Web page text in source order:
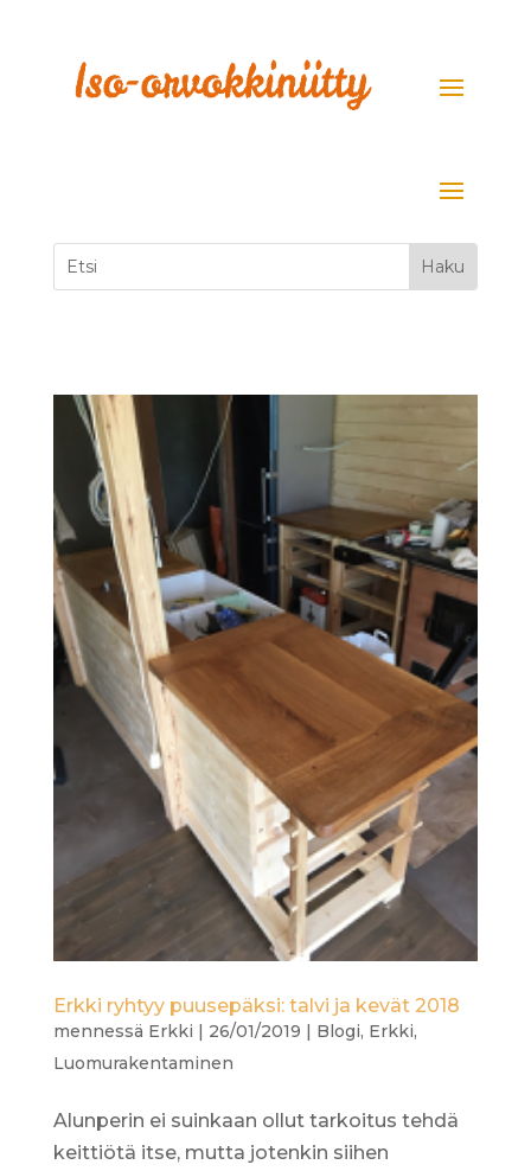
Erkki ryhtyy puusepäksi: talvi ja kevät 2018
mennessä Erkki | 26/01/2019 | Blogi, Erkki,
Luomurakentaminen
Alunperin ei suinkaan ollut tarkoitus tehdä
keittiötä itse, mutta jotenkin siihen